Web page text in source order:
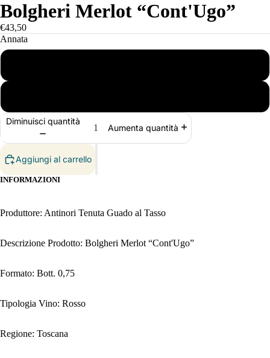
Bolgheri Merlot “Cont'Ugo”
€43,50
Annata
Diminuisci quantità
Aumenta quantità
Aggiungi al carrello
INFORMAZIONI
Produttore: Antinori Tenuta Guado al Tasso
Descrizione Prodotto: Bolgheri Merlot “Cont'Ugo”
Formato: Bott. 0,75
Tipologia Vino: Rosso
Regione: Toscana